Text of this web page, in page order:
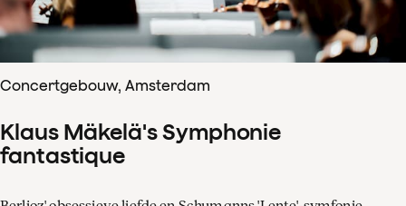
Concertgebouw, Amsterdam
Klaus Mäkelä's Symphonie
fantastique